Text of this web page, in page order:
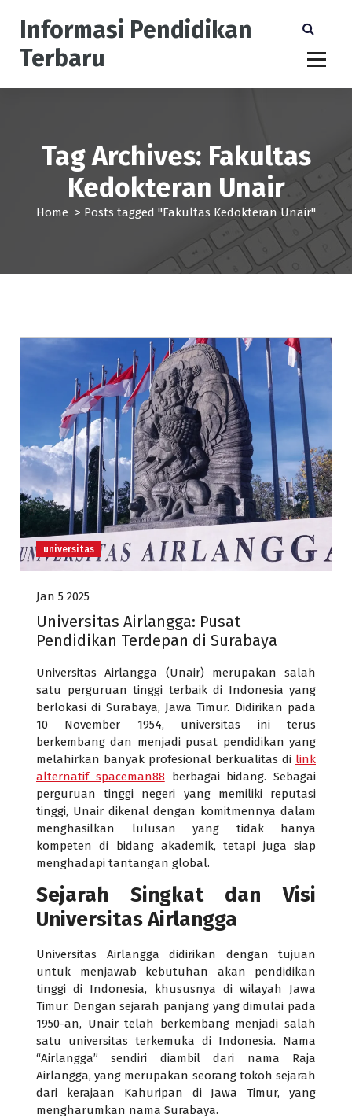
Informasi Pendidikan
Terbaru
Tag Archives: Fakultas
Kedokteran Unair
Home > Posts tagged "Fakultas Kedokteran Unair"
universitas
Jan 5 2025
Universitas Airlangga: Pusat
Pendidikan Terdepan di Surabaya
Universitas Airlangga (Unair) merupakan salah
satu perguruan tinggi terbaik di Indonesia yang
berlokasi di Surabaya, Jawa Timur. Didirikan pada
10 November 1954, universitas ini terus
berkembang dan menjadi pusat pendidikan yang
melahirkan banyak profesional berkualitas di link
alternatif spaceman88 berbagai bidang. Sebagai
perguruan tinggi negeri yang memiliki reputasi
tinggi, Unair dikenal dengan komitmennya dalam
menghasilkan lulusan yang tidak hanya
kompeten di bidang akademik, tetapi juga siap
menghadapi tantangan global.
Sejarah Singkat dan Visi
Universitas Airlangga
Universitas Airlangga didirikan dengan tujuan
untuk menjawab kebutuhan akan pendidikan
tinggi di Indonesia, khususnya di wilayah Jawa
Timur. Dengan sejarah panjang yang dimulai pada
1950-an, Unair telah berkembang menjadi salah
satu universitas terkemuka di Indonesia. Nama
“Airlangga” sendiri diambil dari nama Raja
Airlangga, yang merupakan seorang tokoh sejarah
dari kerajaan Kahuripan di Jawa Timur, yang
mengharumkan nama Surabaya.